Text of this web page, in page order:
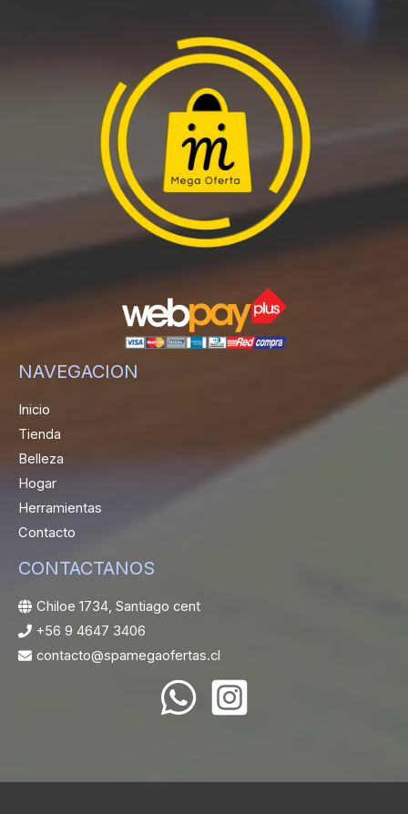
NAVEGACION
Inicio
Tienda
Belleza
Hogar
Herramientas
Contacto
CONTACTANOS
Chiloe 1734, Santiago cent
+56 9 4647 3406
contacto@spamegaofertas.cl